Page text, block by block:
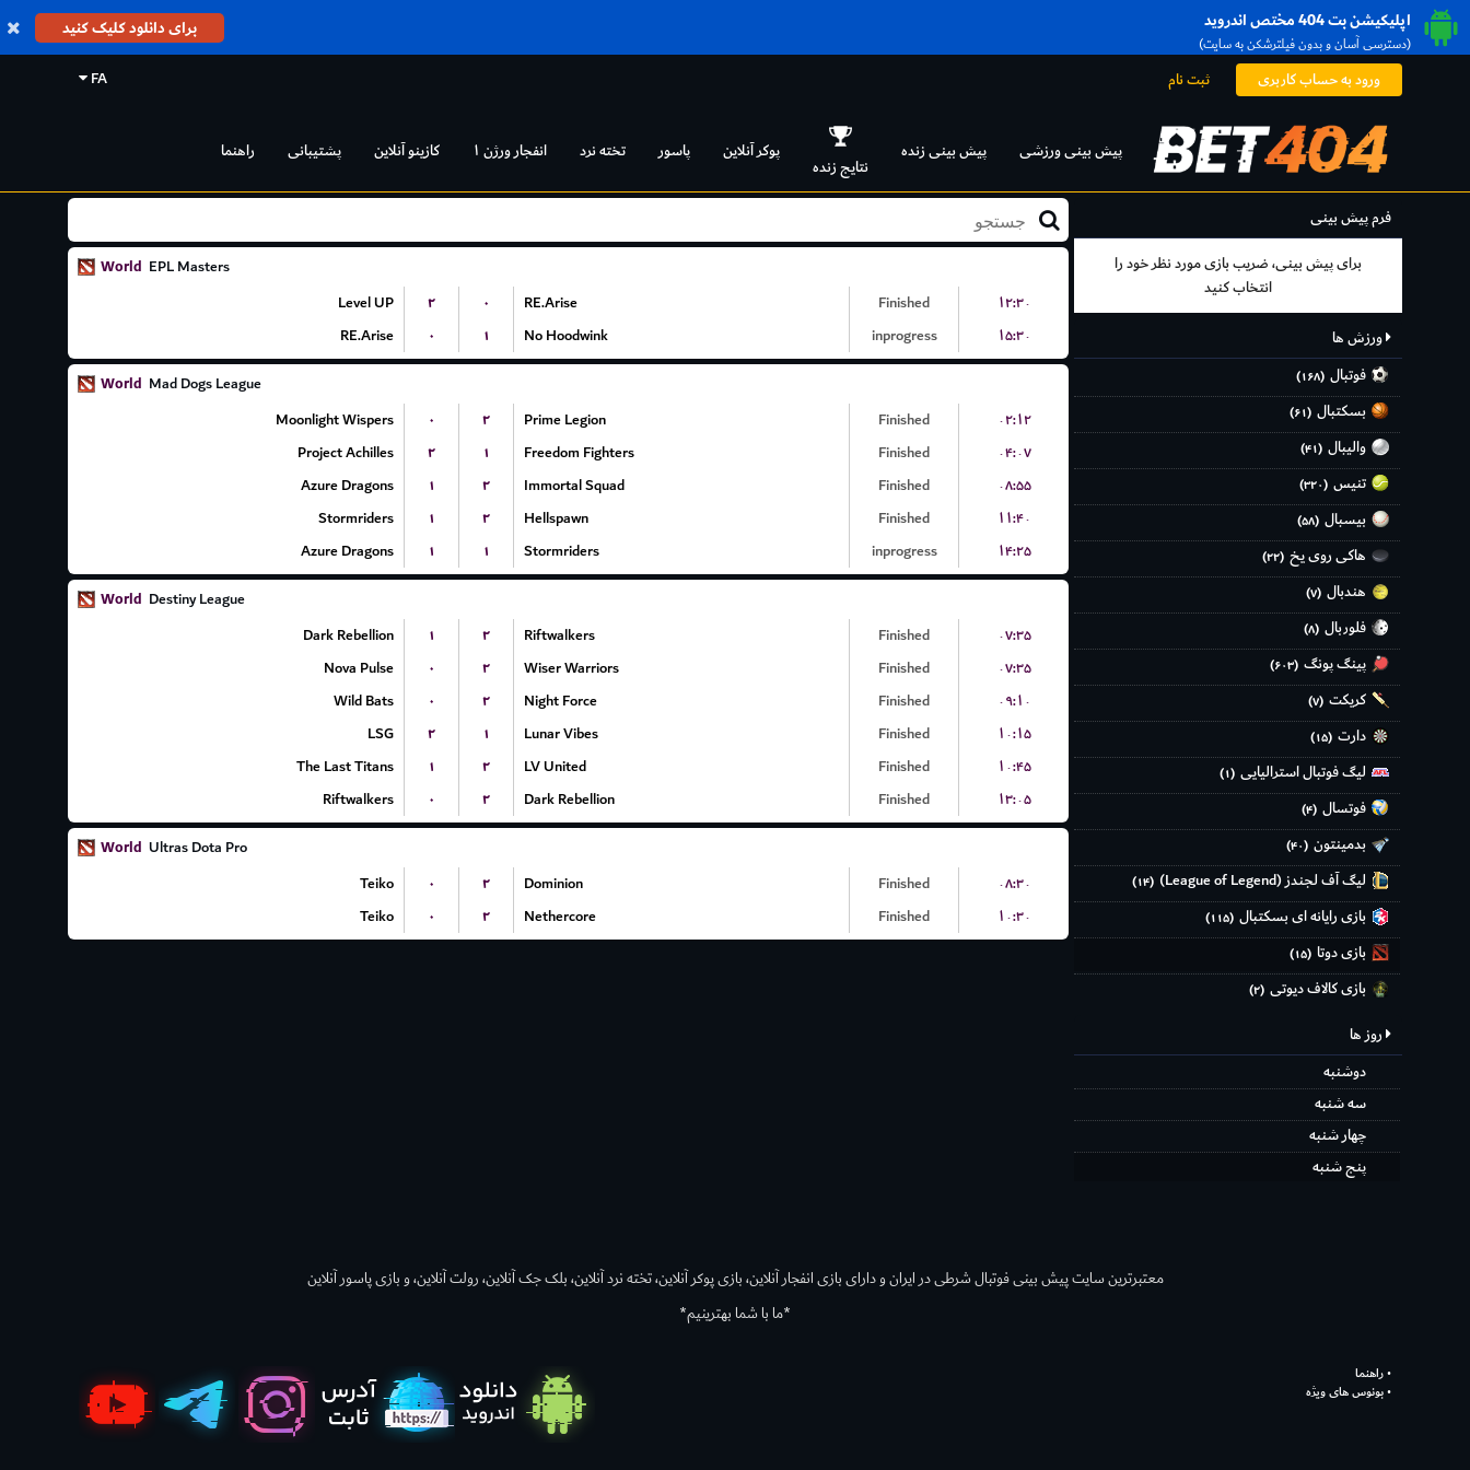
اپلیکیشن بت 404 مختص اندروید
(دسترسی آسان و بدون فیلترشکن به سایت)
برای دانلود کلیک کنید
FA ورود به حساب کاربری ثبت نام
پیش بینی ورزشی پیش بینی زنده
نتایج زنده
پوکر آنلاین پاسور تخته نرد انفجار ورژن ۱ کازینو آنلاین پشتیبانی راهنما
فرم پیش بینی
برای پیش بینی، ضریب بازی مورد نظر خود را
انتخاب کنید
ورزش ها
فوتبال (۱۶۸)
بسکتبال (۶۱)
والیبال (۴۱)
تنیس (۳۲۰)
بیسبال (۵۸)
هاکی روی یخ (۲۲)
هندبال (۷)
فلوربال (۸)
پینگ پونگ (۶۰۳)
کریکت (۷)
دارت (۱۵)
لیگ فوتبال استرالیایی (۱)
فوتسال (۴)
بدمینتون (۴۰)
لیگ آف لجندز (League of Legend) (۱۴)
بازی رایانه ای بسکتبال (۱۱۵)
بازی دوتا (۱۵)
بازی کالاف دیوتی (۲)
روز ها
دوشنبه
سه شنبه
چهار شنبه
پنج شنبه
World EPL Masters
Level UP
۲ ۰ RE.Arise Finished
۱۲:۳۰
RE.Arise
۰ ۱ No Hoodwink inprogress ۱۵:۳۰
World Mad Dogs League
Moonlight Wispers
۰ ۲ Prime Legion Finished
۰۲:۱۲
Project Achilles
۲ ۱ Freedom Fighters Finished
۰۴:۰۷
Azure Dragons
۱ ۲ Immortal Squad Finished
۰۸:۵۵
Stormriders
۱ ۲ Hellspawn Finished
۱۱:۴۰
Azure Dragons
۱ ۱ Stormriders inprogress ۱۴:۲۵
World Destiny League
Dark Rebellion
۱ ۲ Riftwalkers Finished
۰۷:۳۵
Nova Pulse
۰ ۲ Wiser Warriors Finished
۰۷:۳۵
Wild Bats
۰ ۲ Night Force Finished
۰۹:۱۰
LSG
۲ ۱ Lunar Vibes Finished
۱۰:۱۵
The Last Titans
۱ ۲ LV United Finished
۱۰:۴۵
Riftwalkers
۰ ۲ Dark Rebellion Finished ۱۳:۰۵
World Ultras Dota Pro
Teiko
۰ ۲ Dominion Finished
۰۸:۳۰
Teiko
۰ ۲ Nethercore Finished ۱۰:۳۰
معتبر‌ترین سایت پیش بینی‌ فوتبال شرطی در ایران و دارای بازی انفجار آنلاین، بازی پوکر آنلاین، تخته نرد آنلاین، بلک جک آنلاین، رولت آنلاین، و بازی پاسور آنلاین
*ما با شما بهترینیم*
راهنما
بونوس های ویژه